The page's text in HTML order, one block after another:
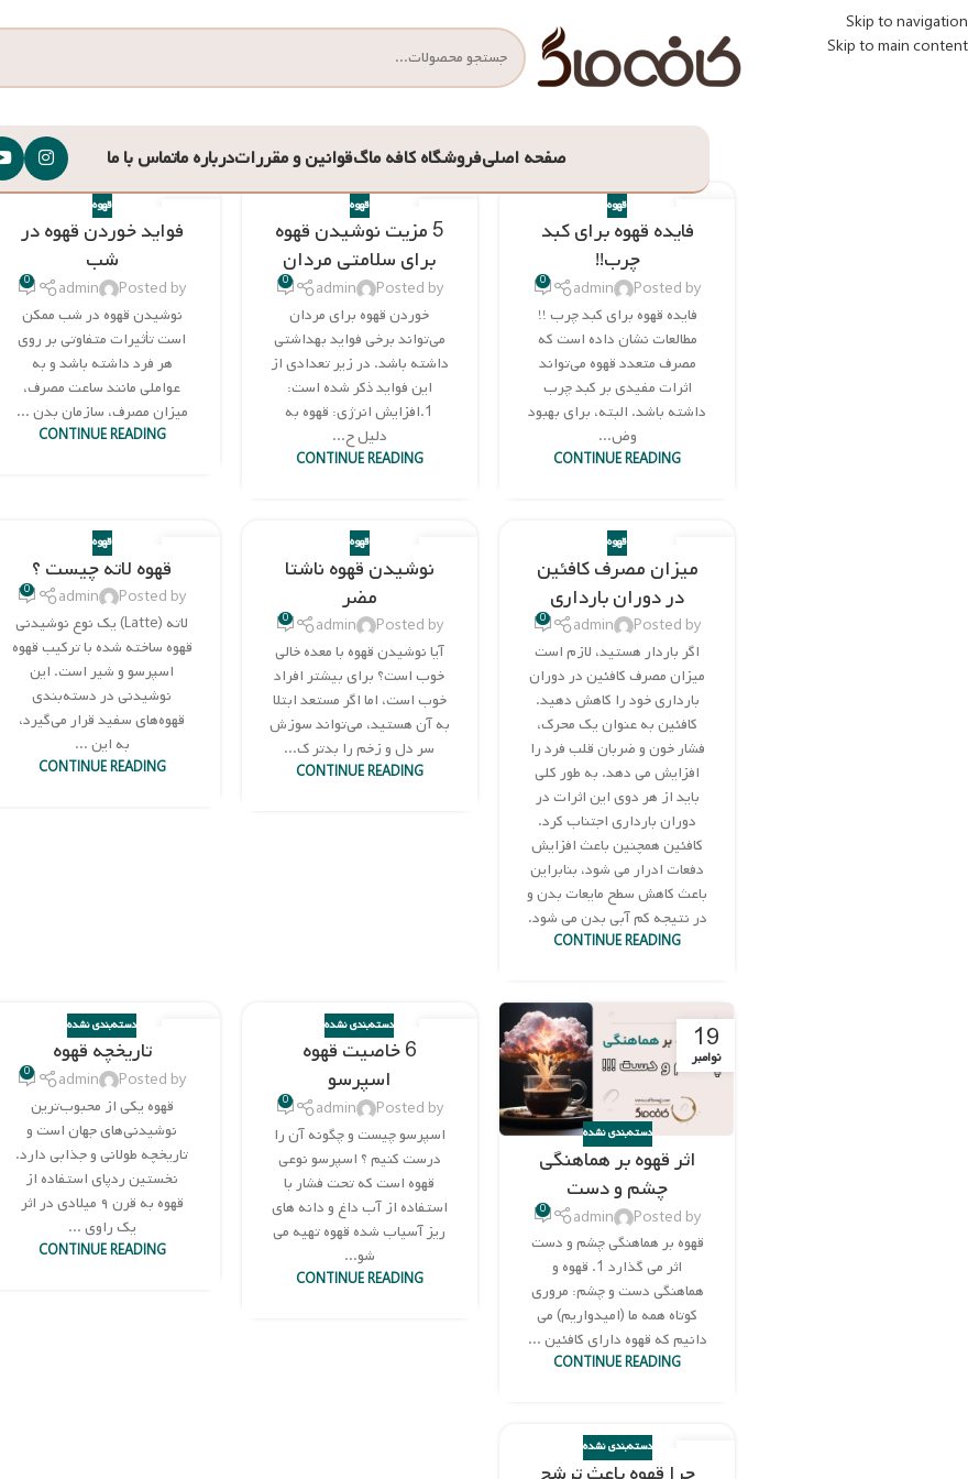
Skip to navigation
Skip to main content
صفحه اصلیفروشگاه کافه ماگقوانین و مقرراتدرباره ماتماس با ما
نوامبر
قهوه
فایده قهوه برای کبد
چرب!!
Posted by
admin
0
فایده قهوه برای کبد چرب !!
مطالعات نشان داده است که
مصرف متعدد قهوه می‌تواند
اثرات مفیدی بر کبد چرب
داشته باشد. البته، برای بهبود
وض...
CONTINUE READING
28
نوامبر
قهوه
5 مزیت نوشیدن قهوه
برای سلامتی مردان
Posted by
admin
0
خوردن قهوه برای مردان
می‌تواند برخی فواید بهداشتی
داشته باشد. در زیر تعدادی از
این فواید ذکر شده است:
1.افزایش انرژی: قهوه به
دلیل ح...
CONTINUE READING
27
نوامبر
قهوه
فواید خوردن قهوه در
شب
Posted by
admin
0
نوشیدن قهوه در شب ممکن
است تأثیرات متفاوتی بر روی
هر فرد داشته باشد و به
عواملی مانند ساعت مصرف،
میزان مصرف، سازمان بدن ...
CONTINUE READING
نوامبر
قهوه
میزان مصرف کافئین
در دوران بارداری
Posted by
admin
0
اگر باردار هستید، لازم است
میزان مصرف کافئین در دوران
بارداری خود را کاهش دهید.
کافئین به عنوان یک محرک،
فشار خون و ضربان قلب فرد را
افزایش می دهد. به طور کلی
باید از هر دوی این اثرات در
دوران بارداری اجتناب کرد.
کافئین همچنین باعث افزایش
دفعات ادرار می شود، بنابراین
باعث کاهش سطح مایعات بدن و
در نتیجه کم آبی بدن می شود.
CONTINUE READING
قهوه
نوشیدن قهوه ناشتا
مضر
Posted by
admin
0
آیا نوشیدن قهوه با معده خالی
خوب است؟ برای بیشتر افراد
خوب است، اما اگر مستعد ابتلا
به آن هستید، می‌تواند سوزش
سر دل و زخم را بدتر ک...
CONTINUE READING
قهوه
قهوه لاته چیست ؟
Posted by
admin
0
لاته (Latte) یک نوع نوشیدنی
قهوه ساخته شده با ترکیب قهوه
اسپرسو و شیر است. این
نوشیدنی در دسته‌بندی
قهوه‌های سفید قرار می‌گیرد،
به این ...
CONTINUE READING
19
نوامبر
دسته‌بندی نشده
اثر قهوه بر هماهنگی
چشم و دست
Posted by
admin
0
قهوه بر هماهنگی چشم و دست
اثر می گذارد 1. قهوه و
هماهنگی دست و چشم: مروری
کوتاه همه ما (امیدواریم) می
دانیم که قهوه دارای کافئین ...
CONTINUE READING
دسته‌بندی نشده
6 خاصیت قهوه
اسپرسو
Posted by
admin
0
اسپرسو چیست و چگونه آن را
درست کنیم ؟ اسپرسو نوعی
قهوه است که تحت فشار با
استفاده از آب داغ و دانه های
ریز آسیاب شده قهوه تهیه می
شو...
CONTINUE READING
دسته‌بندی نشده
تاریخچه قهوه
Posted by
admin
0
قهوه یکی از محبوب‌ترین
نوشیدنی‌های جهان است و
تاریخچه طولانی و جذابی دارد.
نخستین ردپای استفاده از
قهوه به قرن ۹ میلادی در اثر
یک راوی ...
CONTINUE READING
دسته‌بندی نشده